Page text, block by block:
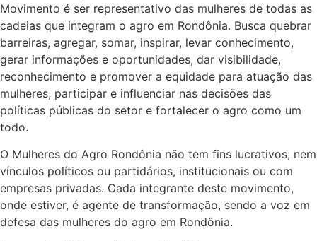
Movimento é ser representativo das mulheres de todas as
cadeias que integram o agro em Rondônia. Busca quebrar
barreiras, agregar, somar, inspirar, levar conhecimento,
gerar informações e oportunidades, dar visibilidade,
reconhecimento e promover a equidade para atuação das
mulheres, participar e influenciar nas decisões das
políticas públicas do setor e fortalecer o agro como um
todo.
O Mulheres do Agro Rondônia não tem fins lucrativos, nem
vínculos políticos ou partidários, institucionais ou com
empresas privadas. Cada integrante deste movimento,
onde estiver, é agente de transformação, sendo a voz em
defesa das mulheres do agro em Rondônia.